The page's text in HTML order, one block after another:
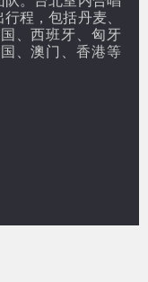
程，包括丹麦、
、西班牙、匈牙
、澳门、香港等